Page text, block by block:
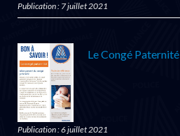
Publication : 7 juillet 2021
Le Congé Paternité
Publication : 6 juillet 2021